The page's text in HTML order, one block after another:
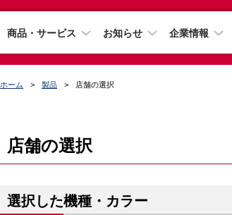
商品・サービス お知らせ 企業情報
ホーム 製品 店舗の選択
店舗の選択
選択した機種・カラー